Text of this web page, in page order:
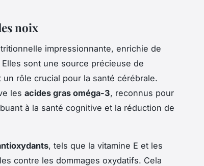
noix
impressionnante, enrichie de
sont une source précieuse de
un rôle crucial pour la santé cérébrale.
les acides gras oméga-3, reconnus pour
à la santé cognitive et la réduction de
, tels que la vitamine E et les
contre les dommages oxydatifs. Cela